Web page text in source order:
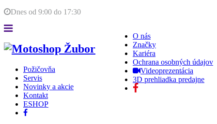
Dnes od 9:00 do 17:30
O nás
Značky
Kariéra
Ochrana osobných údajov
Videoprezentácia
3D prehliadka predajne
Požičovňa
Servis
Novinky a akcie
Kontakt
ESHOP